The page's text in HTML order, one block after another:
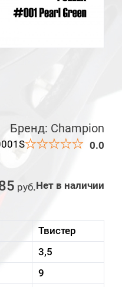
Бренд: Champion
0.0
руб.Нет в наличии
Твистер
3,5
9